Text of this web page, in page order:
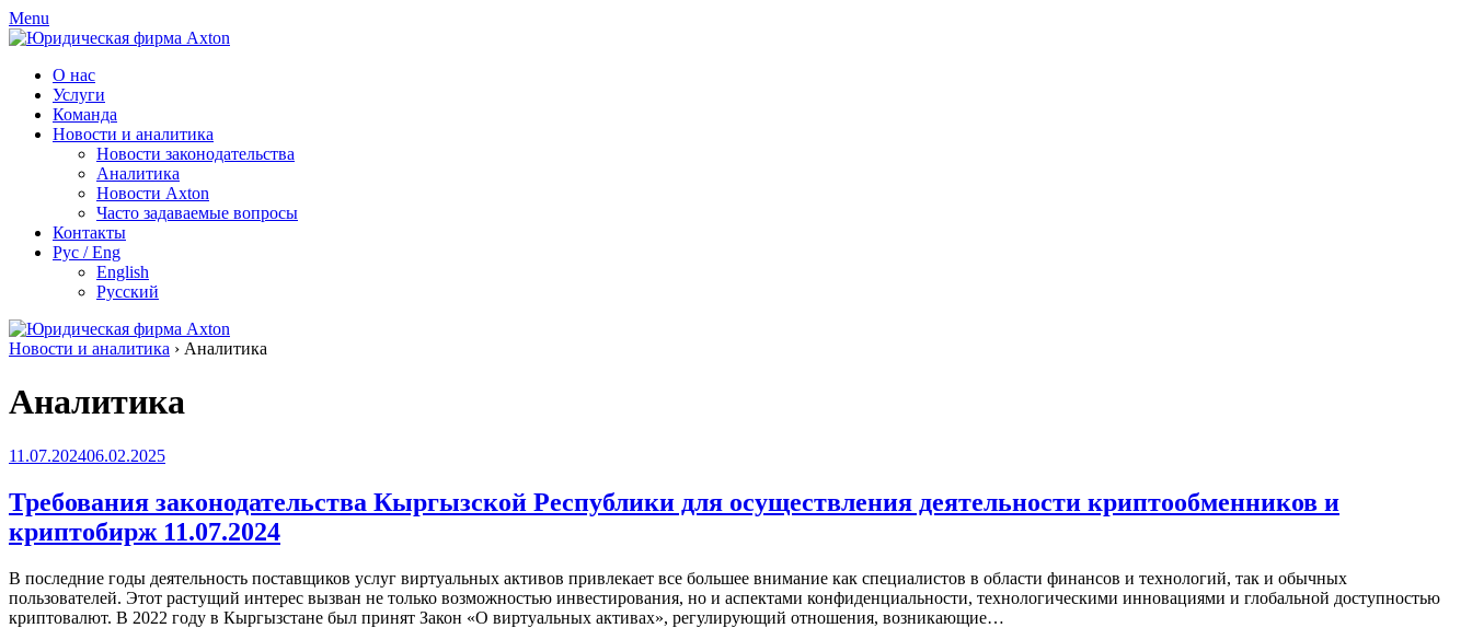
Skip
to
Menu
О нас
Услуги
Команда
Новости и аналитика
Новости законодательства
Аналитика
Новости Axton
Часто задаваемые вопросы
Контакты
Рус / Eng
English
Русский
Новости и аналитика › Аналитика
Аналитика
11.07.202406.02.2025
Требования законодательства Кыргызской Республики для осуществления деятельности криптообменников и
криптобирж 11.07.2024
В последние годы деятельность поставщиков услуг виртуальных активов привлекает все большее внимание как специалистов в области финансов и технологий, так и обычных
пользователей. Этот растущий интерес вызван не только возможностью инвестирования, но и аспектами конфиденциальности, технологическими инновациями и глобальной доступностью
криптовалют. В 2022 году в Кыргызстане был принят Закон «О виртуальных активах», регулирующий отношения, возникающие…